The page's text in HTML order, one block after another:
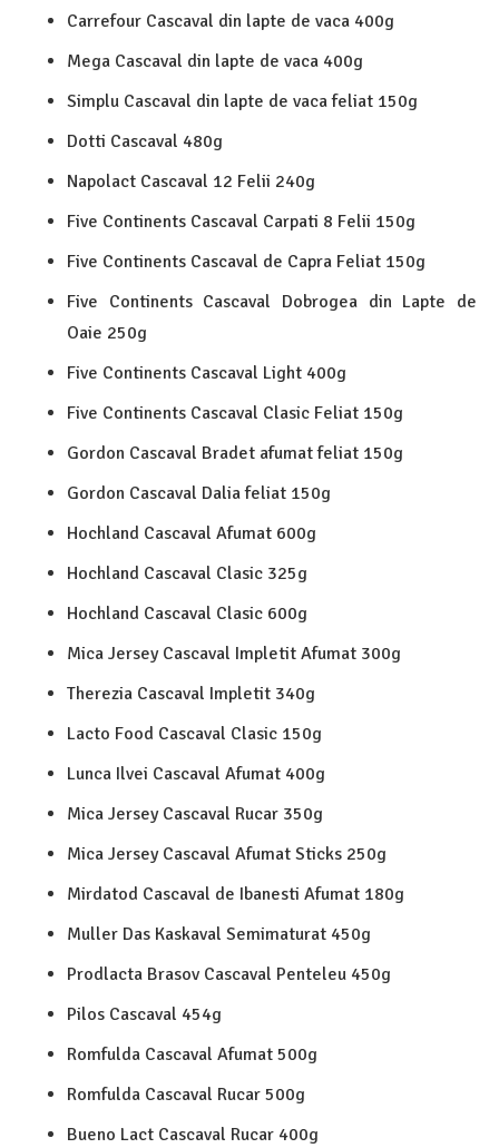
Carrefour Cascaval din lapte de vaca 400g
Mega Cascaval din lapte de vaca 400g
Simplu Cascaval din lapte de vaca feliat 150g
Dotti Cascaval 480g
Napolact Cascaval 12 Felii 240g
Five Continents Cascaval Carpati 8 Felii 150g
Five Continents Cascaval de Capra Feliat 150g
Five Continents Cascaval Dobrogea din Lapte de
Oaie 250g
Five Continents Cascaval Light 400g
Five Continents Cascaval Clasic Feliat 150g
Gordon Cascaval Bradet afumat feliat 150g
Gordon Cascaval Dalia feliat 150g
Hochland Cascaval Afumat 600g
Hochland Cascaval Clasic 325g
Hochland Cascaval Clasic 600g
Mica Jersey Cascaval Impletit Afumat 300g
Therezia Cascaval Impletit 340g
Lacto Food Cascaval Clasic 150g
Lunca Ilvei Cascaval Afumat 400g
Mica Jersey Cascaval Rucar 350g
Mica Jersey Cascaval Afumat Sticks 250g
Mirdatod Cascaval de Ibanesti Afumat 180g
Muller Das Kaskaval Semimaturat 450g
Prodlacta Brasov Cascaval Penteleu 450g
Pilos Cascaval 454g
Romfulda Cascaval Afumat 500g
Romfulda Cascaval Rucar 500g
Bueno Lact Cascaval Rucar 400g